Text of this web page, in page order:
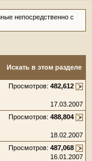
непосредственно с
Искать в этом разделе
Просмотров: 482,612
17.03.2007
Просмотров: 488,804
18.02.2007
Просмотров: 487,068
16.01.2007